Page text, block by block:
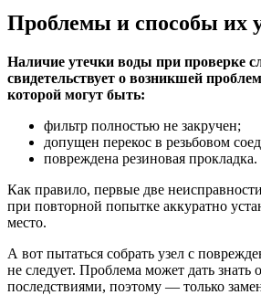
Проблемы и способы их
Наличие утечки воды при проверке
свидетельствует о возникшей
которой могут быть:
фильтр полностью не закручен;
допущен перекос в резьбовом
повреждена резиновая прокладка.
Как правило, первые две
при повторной попытке аккуратно
место.
А вот пытаться собрать узел с
не следует. Проблема может дать знать
последствиями, поэтому — только